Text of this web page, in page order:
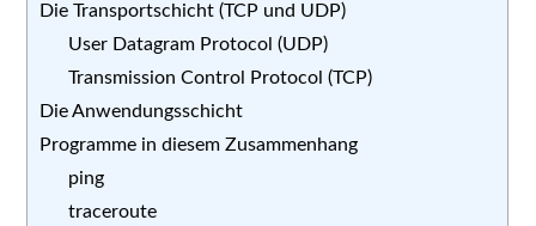
Die Transportschicht (TCP und UDP)
User Datagram Protocol (UDP)
Transmission Control Protocol (TCP)
Die Anwendungsschicht
Programme in diesem Zusammenhang
ping
traceroute